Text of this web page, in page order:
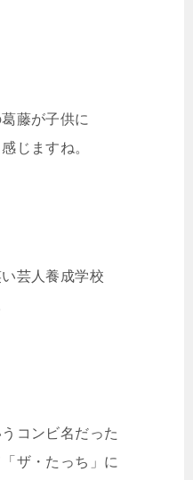
藤が子供に
じますね。
芸人養成学校
コンビ名だった
ザ・たっち」に